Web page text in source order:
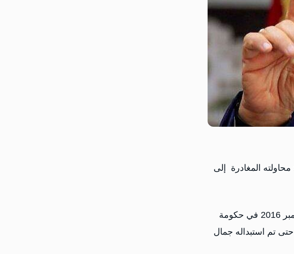
المغادرة إلى
وعين هشام شرف عبد الله وزيرًا للخارجية في حكومة الحوثيين (غير المعترف بها دوليًا) في 28 نوفمبر 2016 في حكومة
تم استبداله جمال